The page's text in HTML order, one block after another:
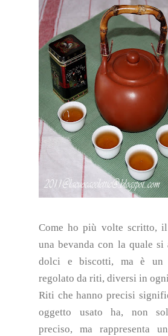
Come ho più volte scritto,
una bevanda con la quale si
dolci e biscotti, ma è un
regolato da riti, diversi in
Riti che hanno precisi
oggetto usato ha, non
preciso, ma rappresenta